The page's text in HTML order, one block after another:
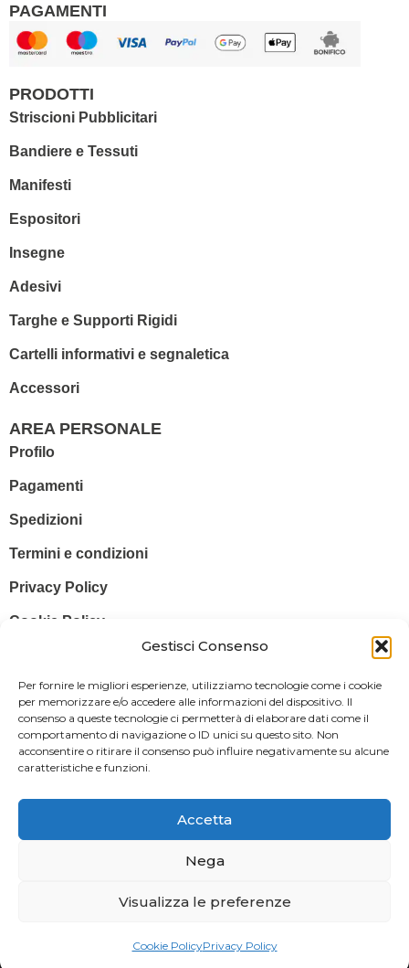
Gestisci Consenso
Per fornire le migliori esperienze, utilizziamo tecnologie come i cookie
per memorizzare e/o accedere alle informazioni del dispositivo. Il
consenso a queste tecnologie ci permetterà di elaborare dati come il
comportamento di navigazione o ID unici su questo sito. Non
acconsentire o ritirare il consenso può influire negativamente su alcune
caratteristiche e funzioni.
Accetta
Nega
Visualizza le preferenze
Cookie PolicyPrivacy Policy
PAGAMENTI
PRODOTTI
Striscioni Pubblicitari
Bandiere e Tessuti
Manifesti
Espositori
Insegne
Adesivi
Targhe e Supporti Rigidi
Cartelli informativi e segnaletica
Accessori
AREA PERSONALE
Profilo
Pagamenti
Spedizioni
Termini e condizioni
Privacy Policy
Cookie Policy
Legale: Via Silvio Pellico, 43 97015 MODICA (RG) – P. IVA: IT
01470350883
Powered ByIl Brandificio
Registro nazionale degli aiuti di Stato di cui all’art. 52 della L. 234/2012
in modo da adempiere all’obbligo informativo relativo ai contributi
concorrenza – art. 1, commi 125 – 129), successivamente modificata
dal Decreto Legge 34/2019.